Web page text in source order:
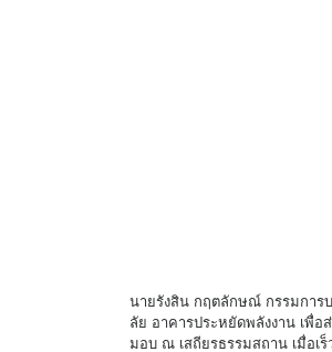
นายรังสิน กฤตลักษณ์ กรรมการ
ลัย อาคารประหยัดพลังงาน เพื่
มอบ ณ เสถียรธรรมสถาน เมื่อเร็